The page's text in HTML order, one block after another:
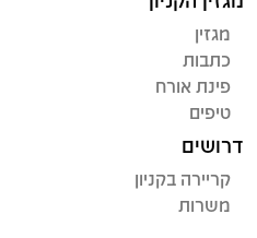
מגזין
כתבות
פינת אורח
טיפים
דרושים
קריירה בקניון
משרות